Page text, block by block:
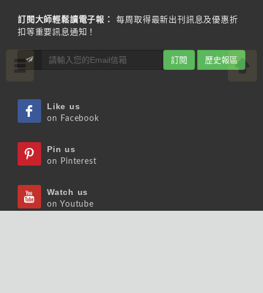
訂閱大師輕鬆讀電子報：
每周取得最新出刊訊息及優惠折
扣等重要訊息通知！
訂閱 歷史報區
Like us
on Facebook
Pin us
on Pinterest
Watch us
on Youtube